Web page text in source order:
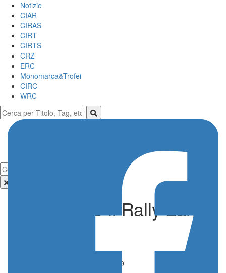
Notizie
CIAR
CIRAS
CIRT
CIRTS
CRZ
ERC
Monomarca&Trofei
CIRC
WRC
Presentato il Rally Lana
Pubblicato il 18 Giugno 2026 - 11:59